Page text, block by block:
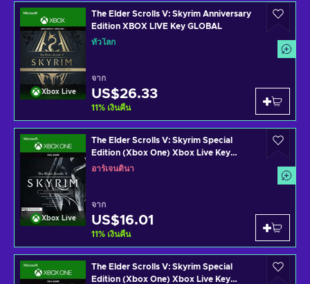
Xbox Live
The Elder Scrolls V: Skyrim Anniversary
Edition XBOX LIVE Key GLOBAL
ทั่วโลก
จาก
US$26.33
11% เงินคืน
Xbox Live
The Elder Scrolls V: Skyrim Special
Edition (Xbox One) Xbox Live Key
ARGENTINA
อาร์เจนตินา
จาก
US$16.01
11% เงินคืน
The Elder Scrolls V: Skyrim Special
Edition (Xbox One) Xbox Live Key